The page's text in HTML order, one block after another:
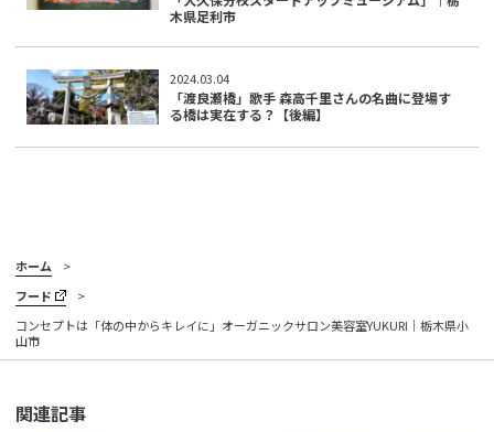
木県足利市
2024.03.04
「渡良瀬橋」歌手 森高千里さんの名曲に登場す
る橋は実在する？【後編】
ホーム
フード
コンセプトは「体の中からキレイに」オーガニックサロン美容室YUKURI｜栃木県小
山市
関連記事